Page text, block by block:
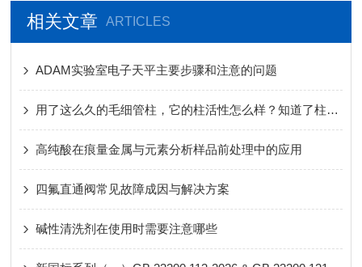
相关文章 ARTICLES
ADAM实验室电子天平主要步骤和注意的问题
用了这么久的毛细管柱，它的柱活性怎么样？知道了柱活性的好处是什么？
高纯酸在痕量金属与元素分析样品前处理中的应用
四氟直通阀常见故障成因与解决方案
碱性清洗剂在使用时需要注意哪些